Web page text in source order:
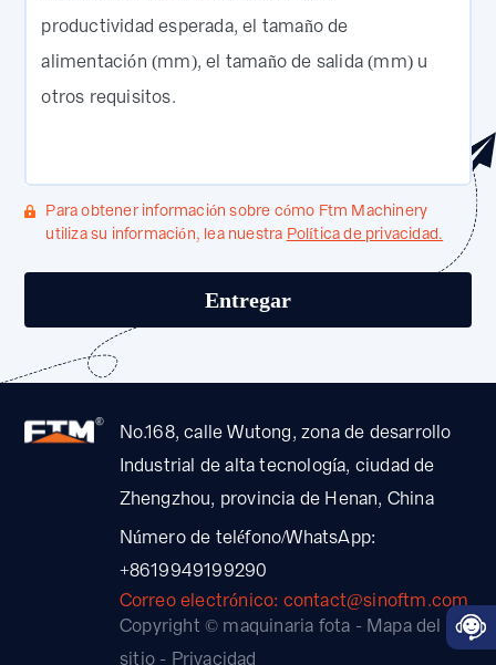
productividad esperada, el tamaño de
alimentación (mm), el tamaño de salida (mm) u
otros requisitos.
Para obtener información sobre cómo Ftm Machinery
utiliza su información, lea nuestra Política de privacidad.
No.168, calle Wutong, zona de desarrollo
Industrial de alta tecnología, ciudad de
Zhengzhou, provincia de Henan, China
Número de teléfono/WhatsApp:
+8619949199290
Correo electrónico: contact@sinoftm.com
Copyright © maquinaria fota - Mapa del
sitio - Privacidad